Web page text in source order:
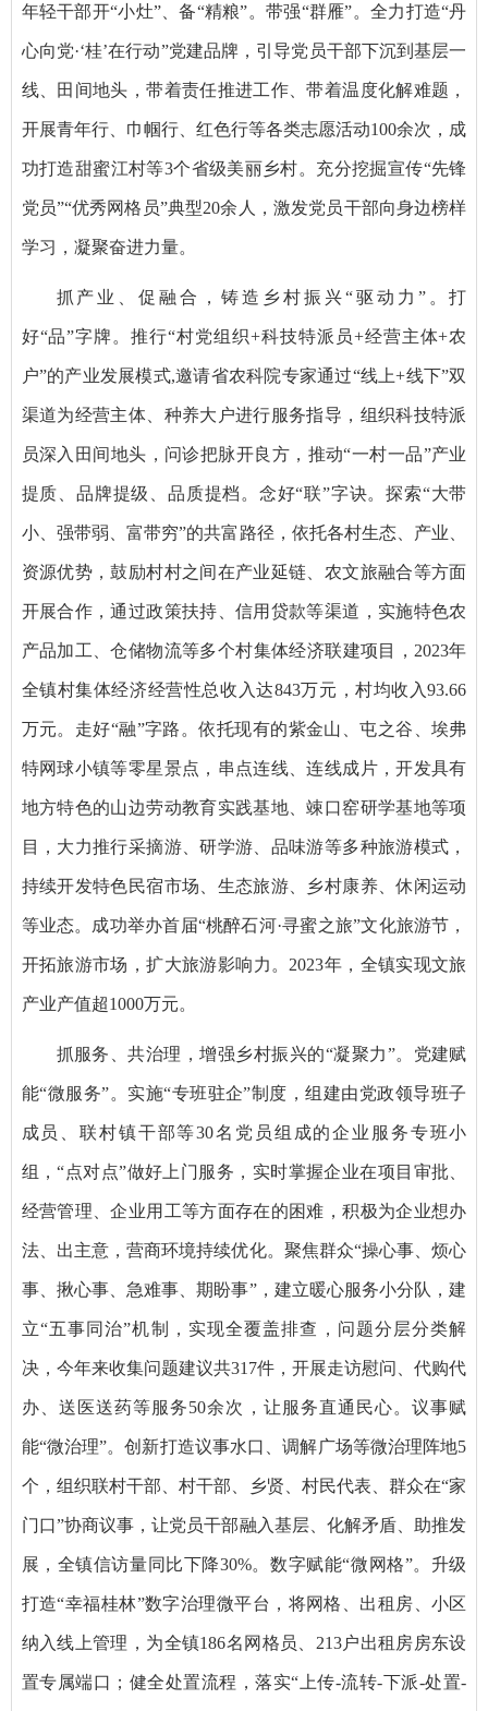
年轻干部开“小灶”、备“精粮”。带强“群雁”。全力打造“丹
心向党·‘桂’在行动”党建品牌，引导党员干部下沉到基层一
线、田间地头，带着责任推进工作、带着温度化解难题，
开展青年行、巾帼行、红色行等各类志愿活动100余次，成
功打造甜蜜江村等3个省级美丽乡村。充分挖掘宣传“先锋
党员”“优秀网格员”典型20余人，激发党员干部向身边榜样
学习，凝聚奋进力量。
抓产业、促融合，铸造乡村振兴“驱动力”。打
好“品”字牌。推行“村党组织+科技特派员+经营主体+农
户”的产业发展模式,邀请省农科院专家通过“线上+线下”双
渠道为经营主体、种养大户进行服务指导，组织科技特派
员深入田间地头，问诊把脉开良方，推动“一村一品”产业
提质、品牌提级、品质提档。念好“联”字诀。探索“大带
小、强带弱、富带穷”的共富路径，依托各村生态、产业、
资源优势，鼓励村村之间在产业延链、农文旅融合等方面
开展合作，通过政策扶持、信用贷款等渠道，实施特色农
产品加工、仓储物流等多个村集体经济联建项目，2023年
全镇村集体经济经营性总收入达843万元，村均收入93.66
万元。走好“融”字路。依托现有的紫金山、屯之谷、埃弗
特网球小镇等零星景点，串点连线、连线成片，开发具有
地方特色的山边劳动教育实践基地、竦口窑研学基地等项
目，大力推行采摘游、研学游、品味游等多种旅游模式，
持续开发特色民宿市场、生态旅游、乡村康养、休闲运动
等业态。成功举办首届“桃醉石河·寻蜜之旅”文化旅游节，
开拓旅游市场，扩大旅游影响力。2023年，全镇实现文旅
产业产值超1000万元。
抓服务、共治理，增强乡村振兴的“凝聚力”。党建赋
能“微服务”。实施“专班驻企”制度，组建由党政领导班子
成员、联村镇干部等30名党员组成的企业服务专班小
组，“点对点”做好上门服务，实时掌握企业在项目审批、
经营管理、企业用工等方面存在的困难，积极为企业想办
法、出主意，营商环境持续优化。聚焦群众“操心事、烦心
事、揪心事、急难事、期盼事”，建立暖心服务小分队，建
立“五事同治”机制，实现全覆盖排查，问题分层分类解
决，今年来收集问题建议共317件，开展走访慰问、代购代
办、送医送药等服务50余次，让服务直通民心。议事赋
能“微治理”。创新打造议事水口、调解广场等微治理阵地5
个，组织联村干部、村干部、乡贤、村民代表、群众在“家
门口”协商议事，让党员干部融入基层、化解矛盾、助推发
展，全镇信访量同比下降30%。数字赋能“微网格”。升级
打造“幸福桂林”数字治理微平台，将网格、出租房、小区
纳入线上管理，为全镇186名网格员、213户出租房房东设
置专属端口；健全处置流程，落实“上传-流转-下派-处置-